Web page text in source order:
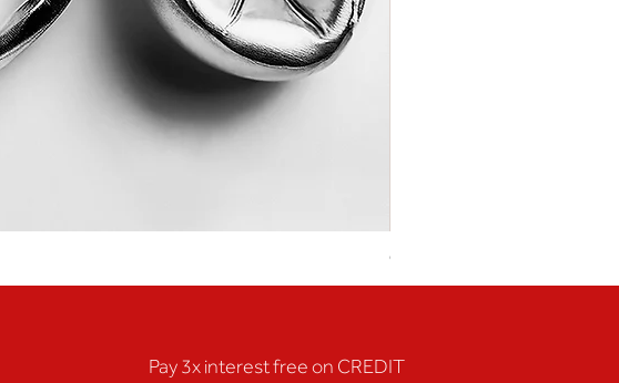
Coração de Artista
Pay 3x interest free on CREDIT